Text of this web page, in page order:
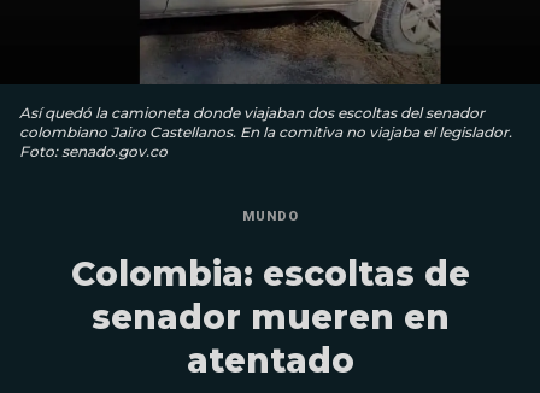
Así quedó la camioneta donde viajaban dos escoltas del senador
colombiano Jairo Castellanos. En la comitiva no viajaba el legislador.
Foto: senado.gov.co
MUNDO
Colombia: escoltas de
senador mueren en
atentado